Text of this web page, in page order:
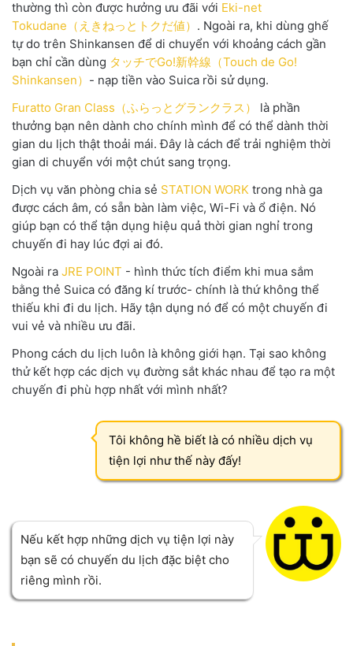
thường thì còn được hưởng ưu đãi với Eki-net
Tokudane（えきねっとトクだ値） . Ngoài ra, khi dùng ghế
tự do trên Shinkansen để di chuyển với khoảng cách gần
bạn chỉ cần dùng タッチでGo!新幹線（Touch de Go!
Shinkansen） - nạp tiền vào Suica rồi sử dụng.
Furatto Gran Class（ふらっとグランクラス）
là phần
thưởng bạn nên dành cho chính mình để có thể dành thời
gian du lịch thật thoải mái. Đây là cách để trải nghiệm thời
gian di chuyển với một chút sang trọng.
Dịch vụ văn phòng chia sẻ STATION WORK trong nhà ga
được cách âm, có sẵn bàn làm việc, Wi-Fi và ổ điện. Nó
giúp bạn có thể tận dụng hiệu quả thời gian nghỉ trong
chuyến đi hay lúc đợi ai đó.
Ngoài ra JRE POINT - hình thức tích điểm khi mua sắm
bằng thẻ Suica có đăng kí trước- chính là thứ không thể
thiếu khi đi du lịch. Hãy tận dụng nó để có một chuyến đi
vui vẻ và nhiều ưu đãi.
Phong cách du lịch luôn là không giới hạn. Tại sao không
thử kết hợp các dịch vụ đường sắt khác nhau để tạo ra một
chuyến đi phù hợp nhất với mình nhất?
Tôi không hề biết là có nhiều dịch vụ
tiện lợi như thế này đấy!
Nếu kết hợp những dịch vụ tiện lợi này
bạn sẽ có chuyến du lịch đặc biệt cho
riêng mình rồi.